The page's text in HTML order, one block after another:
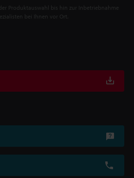
Produktauswahl bis hin zur Inbetriebnahme
bei Ihnen vor Ort.